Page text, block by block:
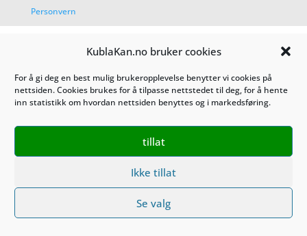
KublaKan.no bruker cookies
For å gi deg en best mulig brukeropplevelse benytter vi cookies på
nettsiden. Cookies brukes for å tilpasse nettstedet til deg, for å hente
inn statistikk om hvordan nettsiden benyttes og i markedsføring.
tillat
Ikke tillat
Se valg
Personvern